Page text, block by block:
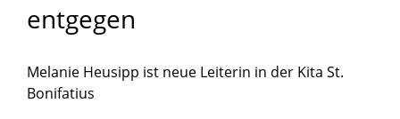
entgegen
Melanie Heusipp ist neue Leiterin in der Kita St.
Bonifatius